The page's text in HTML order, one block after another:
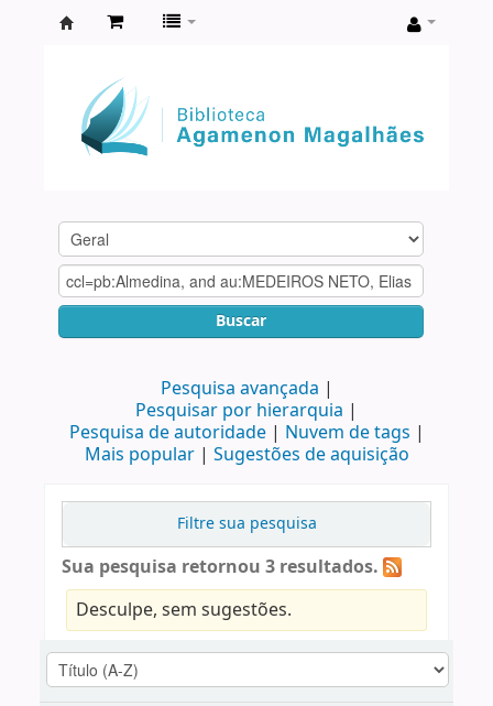
Agamenon
Magalhães
Buscar
Pesquisa avançada
Pesquisar por hierarquia
Pesquisa de autoridade
Nuvem de tags
Mais popular
Sugestões de aquisição
Filtre sua pesquisa
Sua pesquisa retornou 3 resultados.
Desculpe, sem sugestões.